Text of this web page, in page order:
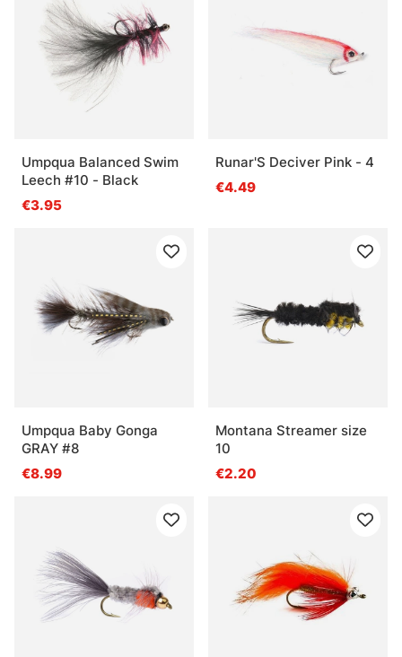
Umpqua Balanced Swim
Leech #10 - Black
€3.95
Runar'S Deciver Pink - 4
€4.49
Umpqua Baby Gonga
GRAY #8
€8.99
Montana Streamer size
10
€2.20